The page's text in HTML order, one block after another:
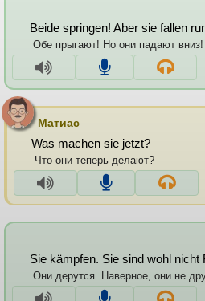
Beide springen! Aber sie fallen
Обе прыгают! Но они падают вниз!
Матиас
Was machen sie jetzt?
Что они теперь делают?
Sie kämpfen. Sie sind wohl nicht
Они дерутся. Наверное, они не